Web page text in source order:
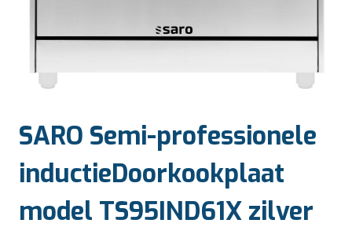
SARO Semi-professionele
inductieDoorkookplaat
model TS95IND61X zilver